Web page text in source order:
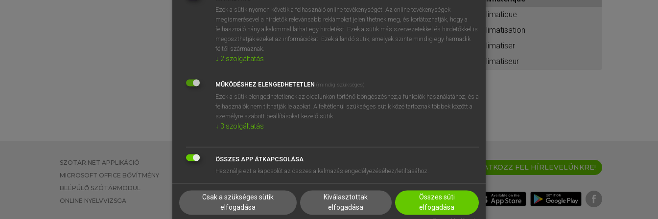
BELÉPÉS
próbaverziójának elindításához
regisztrálok ésbelépek.
REGISZTRÁCIÓ
climatique
climatisation
climatiser
climatiseur
SZOTAR.NET APPLIKÁCIÓ
MICROSOFT OFFICE BŐVÍTMÉNY
BEÉPÜLŐ SZÓTÁRMODUL
ONLINE NYELVVIZSGA
EGYÉNI FELHASZNÁLÓKNAK
TANULÓKNAK
VÁLLALATI MEGOLDÁSOK
SÚGÓ
RÓLUNK
SÜTI BEÁLLÍTÁSOK
IRATKOZZ FEL HÍRLEVELÜNKRE!
Ezek a sütik nyomon követik a felhasználó online tevékenységét. Az online tevékenységek
megismerésével a hirdetők relevánsabb reklámokat jeleníthetnek meg, és korlátozhatják, hogy a
felhasználó hány alkalommal láthat egy hirdetést. Ezek a sütik más szervezetekkel és hirdetőkkel is
megoszthatják ezeket az információkat. Ezek állandó sütik, amelyek szinte mindig egy harmadik
féltől származnak.
↓ 2 szolgáltatás
MŰKÖDÉSHEZ ELENGEDHETETLEN (mindig szükséges)
Ezek a sütik elengedhetetlenek az oldalunkon történő böngészéshez,a funkciók használatához, és a
felhasználók nem tilthatják le azokat. A feltétlenül szükséges sütik közé tartoznak többek között a
személyre szabott beállításokat kezelő sütik.
↓ 3 szolgáltatás
ÖSSZES APP ÁTKAPCSOLÁSA
Használja ezt a kapcsolót az összes alkalmazás engedélyezéséhez/letiltásához.
Csak a szükséges sütik
elfogadása
Kiválasztottak
elfogadása
Összes süti
elfogadása